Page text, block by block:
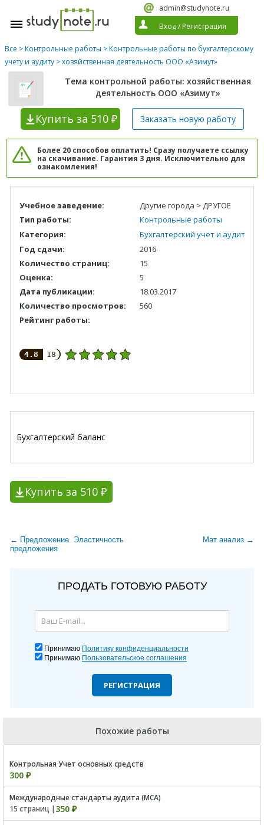
admin@studynote.ru
Вход/ Регистрация
Все >Контрольные работы >Контрольные работы по бухгалтерскому
учету и аудиту > хозяйственная деятельность ООО «Азимут»
Тема контрольной работы: хозяйственная
деятельность ООО «Азимут»
Купить за 510 ₽ Заказать новую работу
Более 20 способов оплатить! Сразу получаете ссылку
на скачивание. Гарантия 3 дня. Исключительно для
ознакомления!
Учебное заведение:
Другие города > ДРУГОЕ
Тип работы:
Контрольные работы
Категория:
Бухгалтерский учет и аудит
Год сдачи:
2016
Количество страниц:
15
Оценка:
5
Дата публикации:
18.03.2017
Количество просмотров:
560
Рейтинг работы:
4.8 18
Бухгалтерский баланс
Купить за 510 ₽
← Предложение. Эластичность
предложения
Мат анализ →
ПРОДАТЬ ГОТОВУЮ РАБОТУ
Принимаю Политику конфиденциальности
Принимаю Пользовательское соглашения
РЕГИСТРАЦИЯ
Похожие работы
Контрольная Учет основных средств
300 ₽
Международные стандарты аудита (МСА)
15 страниц | 350 ₽